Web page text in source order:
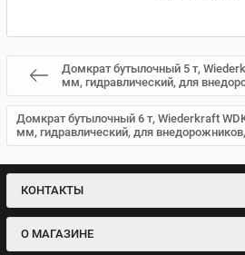
Домкрат бутылочный 5 т,
мм, гидравлический, для
Домкрат бутылочный 6 т, Wiederkraft
мм, гидравлический, для
КОНТАКТЫ
О МАГАЗИНЕ